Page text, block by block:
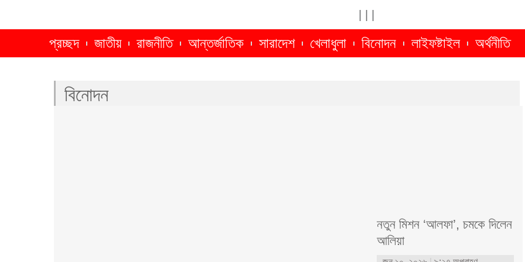
প্রচ্ছদ জাতীয় রাজনীতি আন্তর্জাতিক সারাদেশ খেলাধুলা বিনোদন লাইফষ্টাইল অর্থনীতি
বিনোদন
নতুন মিশন ‘আলফা’, চমকে দিলেন
আলিয়া